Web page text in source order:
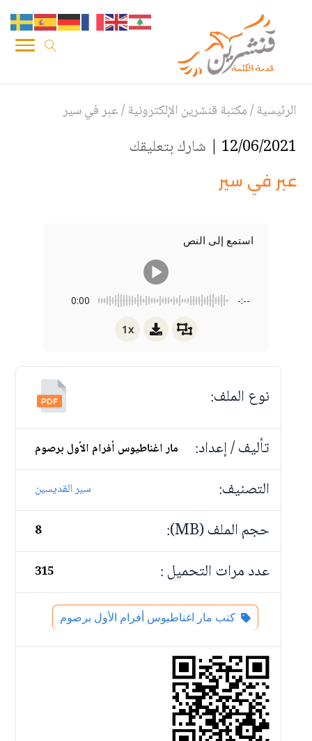
الرئيسية/مكتبة قنشرين الإلكترونية/عبر في سير
12/06/2021 | شارك بتعليقك
عبر في سير
استمع إلى النص
0:00 -:--
1x
نوع الملف:
تأليف / إعداد:
مار اغناطيوس أفرام الأول برصوم
التصنيف: سير القديسين
حجم الملف (MB): 8
عدد مرات التحميل : 315
كتب مار اغناطيوس أفرام الأول برصوم